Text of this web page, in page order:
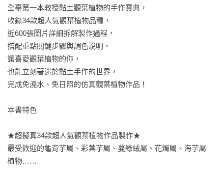
全臺第一本教授黏土觀葉植物的手作寶典，
收錄34款超人氣觀葉植物品種，
近600張圖片詳細拆解製作過程，
搭配重點關鍵步驟與調色說明，
讓喜愛觀葉植物的你，
也能立刻著迷於黏土手作的世界，
完成免澆水、免日照的仿真觀葉植物作品！
本書特色
★超擬真34款超人氣觀葉植物作品製作★
最受歡迎的龜背芋屬、彩葉芋屬、蔓綠絨屬、花燭屬、海芋屬
植物……